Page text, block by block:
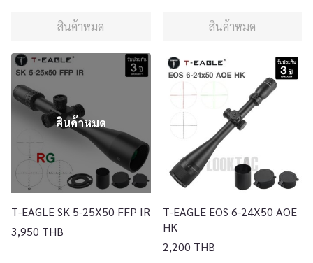
สินค้าหมด สินค้าหมด
สินค้าหมด
T-EAGLE SK 5-25X50 FFP IR
3,950 THB
T-EAGLE EOS 6-24X50 AOE
HK
2,200 THB